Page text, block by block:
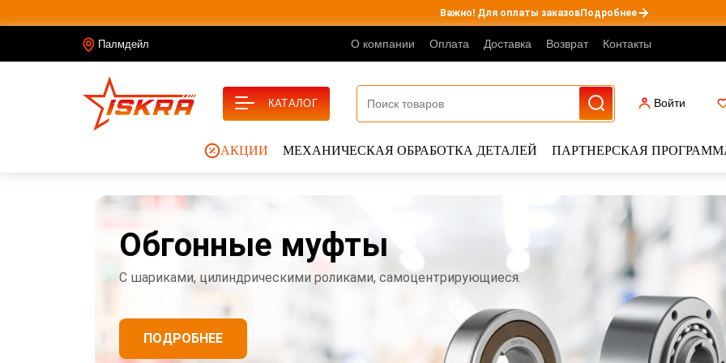
Важно! Для оплаты заказовПодробнее
Палмдейл О компании Оплата Доставка Возврат Контакты
АКЦИИ МЕХАНИЧЕСКАЯ ОБРАБОТКА ДЕТАЛЕЙ ПАРТНЕРСКАЯ
КАТАЛОГ Войти
Обгонные муфты
С шариками, цилиндрическими роликами, самоцентрирующиеся.
ПОДРОБНЕЕ